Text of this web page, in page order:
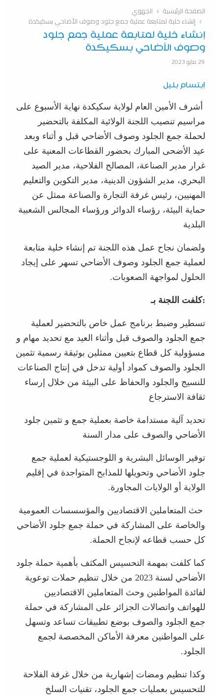
الصفحة الرئيسية
الجهوي
إنشاء خلية لمتابعة عملية جمع جلود وصوف الأضاحي بسكيكدة
إنشاء خلية لمتابعة عملية جمع جلود
وصوف الأضاحي بسكيكدة
29 مايو 2023
إبتسام بلبل
أشرف الأمين العام لولاية سكيكدة نهاية الأسبوع على
مراسيم تنصيب اللجنة الولائية المكلفة بالتحضير
لحملة جمع الجلود وصوف الأضاحي قبل و أثناء وبعد
عيد الأضحى المبارك بحضور القطاعات المعنية على
غرار مدير الصناعة، المصالح الفلاحية، مدير الصيد
البحري، مدير الشؤون الدينية، مدير التكوين والتعليم
المهنيين، رئيس غرفة التجارة والصناعة ممثل عن
حماية البيئة، رؤساء الدوائر ورؤساء المجالس الشعبية
البلدية
ولضمان نجاح عمل هذه اللجنة تم إنشاء خلية متابعة
لعملية جمع الجلود وصوف الأضاحي تسهر على إيجاد
الحلول لمواجهة الصعوبات.
:كلفت اللجنة بـ
تسطير وضبط برنامج عمل خاص بالتحضير لعملية
جمع الجلود والصوف قبل وأثناء العيد مع تحديد مهام و
مسؤولية كل قطاع بتعيين ممثلين بوثيقة رسمية تثمين
الجلود والصوف كمواد أولية تدخل في إنتاج الصناعات
للنسيج والجلود والحفاظ على البيئة من خلال إرساء
ثقافة الاسترجاع
تحديد آلية مستدامة خاصة بعملية جمع و تثمين جلود
الأضاحي والصوف على مدار السنة
توفير الوسائل البشرية و اللوجستيكية لعملية جمع
جلود الأضاحي وتحويلها للمذابح المتواجدة في إقليم
الولاية أو الولايات المجاورة.
حث المتعاملين الاقتصاديين والمؤسسسات العمومية
والخاصة على المشاركة في حملة جمع جلود الأضاحي
كل حسب قطاعه لإنجاح الحملة.
كما كلفت بمهمة التحسيس المكثف بأهمية حملة جلود
الأضاحي لسنة 2023 من خلال تنظيم حملات توعوية
لفائدة المواطنين وحث المتعاملين الاقتصاديين
للهواتف واتصالات الجزائر على المشاركة في حملة
جمع الجلود والصوف بوضع تطبيقات تساعد وتسهل
على المواطنين معرفة الأماكن المخصصة لجمع
الجلود.
وكذا تنظيم ومضات إشهارية من خلال غرفة الفلاحة
للتحسيس بعمليات جمع الجلود، تقنيات السلخ